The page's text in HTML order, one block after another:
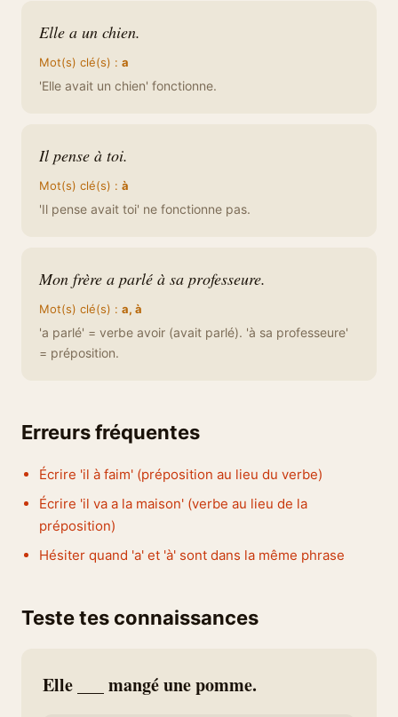
Elle a un chien.
Mot(s) clé(s) : a
'Elle avait un chien' fonctionne.
Il pense à toi.
Mot(s) clé(s) : à
'Il pense avait toi' ne fonctionne pas.
Mon frère a parlé à sa professeure.
Mot(s) clé(s) : a, à
'a parlé' = verbe avoir (avait parlé). 'à sa professeure'
= préposition.
Erreurs fréquentes
Écrire 'il à faim' (préposition au lieu du verbe)
Écrire 'il va a la maison' (verbe au lieu de la
préposition)
Hésiter quand 'a' et 'à' sont dans la même phrase
Teste tes connaissances
Elle ___ mangé une pomme.